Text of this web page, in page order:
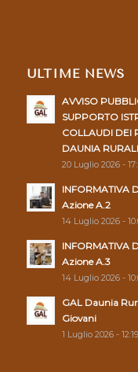
ULTIME NEWS
AVVISO
SUPPORTO
COLLAUDI DEI
DAUNIA
20 Luglio 2026 -
INFORMATIVA
Azione A.2
14 Luglio 2026 -
INFORMATIVA
Azione A.3
14 Luglio 2026 -
GAL Daunia
Giovani
1 Luglio 2026 - 12:19